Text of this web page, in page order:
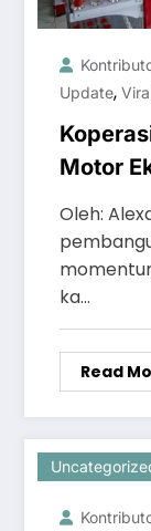
Update,
Motor
Oleh:
ka…
Read